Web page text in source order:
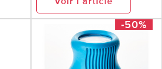
-50%